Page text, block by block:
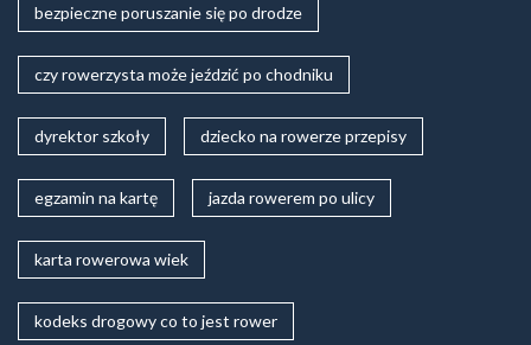
bezpieczne poruszanie się po drodze
czy rowerzysta może jeździć po chodniku
dyrektor szkoły dziecko na rowerze przepisy
egzamin na kartę jazda rowerem po ulicy
karta rowerowa wiek
kodeks drogowy co to jest rower